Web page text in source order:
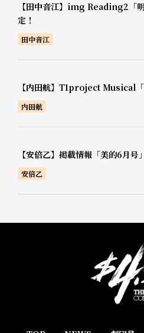
【田中音江】img Reading2「
定！
田中音江
【内田航】T1project Musical「
内田航
【安倍乙】掲載情報「美的6月
安倍乙